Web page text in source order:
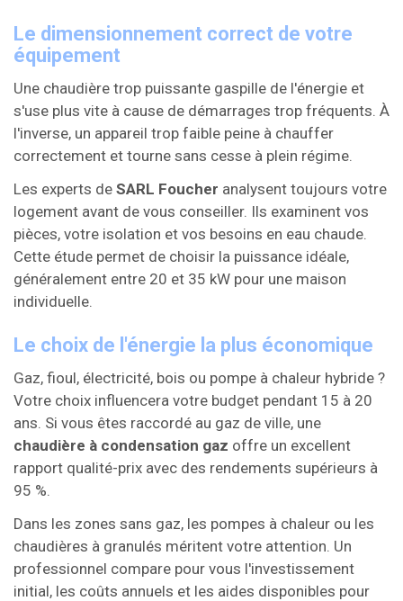
Le dimensionnement correct de votre
équipement
Une chaudière trop puissante gaspille de l'énergie et
s'use plus vite à cause de démarrages trop fréquents. À
l'inverse, un appareil trop faible peine à chauffer
correctement et tourne sans cesse à plein régime.
Les experts de SARL Foucher analysent toujours votre
logement avant de vous conseiller. Ils examinent vos
pièces, votre isolation et vos besoins en eau chaude.
Cette étude permet de choisir la puissance idéale,
généralement entre 20 et 35 kW pour une maison
individuelle.
Le choix de l'énergie la plus économique
Gaz, fioul, électricité, bois ou pompe à chaleur hybride ?
Votre choix influencera votre budget pendant 15 à 20
ans. Si vous êtes raccordé au gaz de ville, une
chaudière à condensation gaz offre un excellent
rapport qualité-prix avec des rendements supérieurs à
95 %.
Dans les zones sans gaz, les pompes à chaleur ou les
chaudières à granulés méritent votre attention. Un
professionnel compare pour vous l'investissement
initial, les coûts annuels et les aides disponibles pour